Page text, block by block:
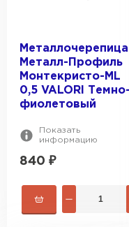
Металлочерепица
Металл-Профиль
Монтекристо-ML
0,5 VALORI Темно-
фиолетовый
Показать
информацию
840 ₽